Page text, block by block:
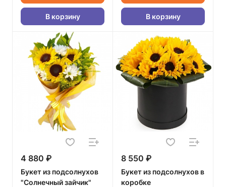
В корзину В корзину
4 880 ₽
Букет из подсолнухов
"Солнечный зайчик"
8 550 ₽
Букет из подсолнухов в
коробке